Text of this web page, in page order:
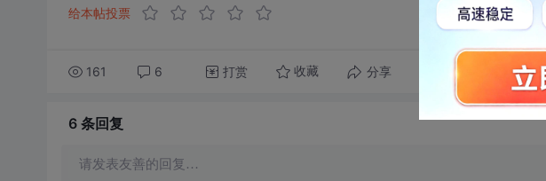
给本帖投票
161 6 打赏 收藏 分享 转发到动态
6 条回复
请发表友善的回复…